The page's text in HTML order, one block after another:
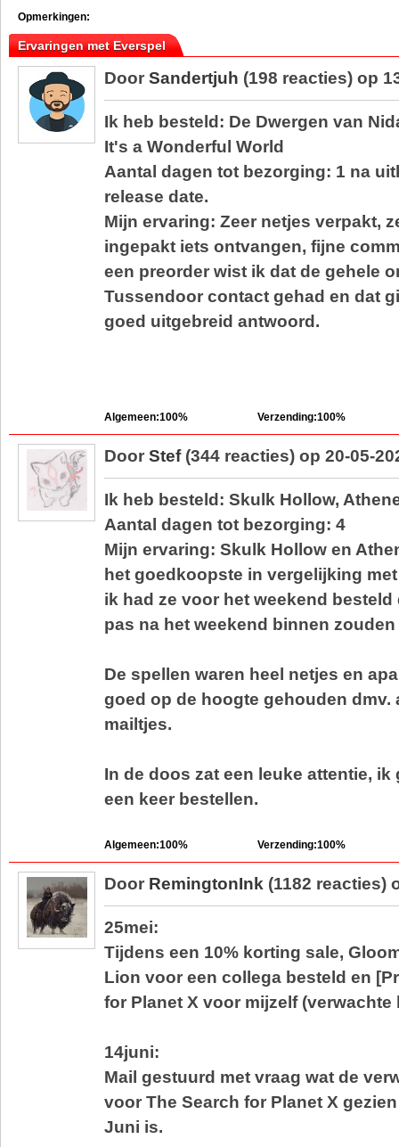
Opmerkingen:
Ervaringen met Everspel
Door Sandertjuh (198 reacties) op
Ik heb besteld: De Dwergen van
It's a Wonderful World
Aantal dagen tot bezorging: 1 na
release date.
Mijn ervaring: Zeer netjes verpakt,
ingepakt iets ontvangen, fijne
een preorder wist ik dat de gehele
Tussendoor contact gehad en dat
goed uitgebreid antwoord.
Algemeen:100% Verzending:100%
Door Stef(344 reacties) op 20-05-
Ik heb besteld: Skulk Hollow,
Aantal dagen tot bezorging: 4
Mijn ervaring: Skulk Hollow en
het goedkoopste in vergelijking
ik had ze voor het weekend
pas na het weekend binnen
De spellen waren heel netjes en
goed op de hoogte gehouden dmv.
mailtjes.
In de doos zat een leuke attentie, ik
een keer bestellen.
Algemeen:100% Verzending:100%
Door RemingtonInk (1182 reacties)
25mei:
Tijdens een 10% korting sale,
Lion voor een collega besteld en
for Planet X voor mijzelf (verwachte
14juni:
Mail gestuurd met vraag wat de
voor The Search for Planet X
Juni is.